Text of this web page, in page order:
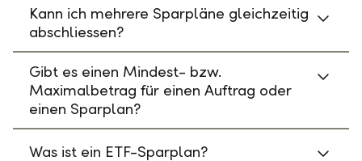
Kann ich mehrere Sparpläne gleichzeitig
abschliessen?
Gibt es einen Mindest- bzw.
Maximalbetrag für einen Auftrag oder
einen Sparplan?
Was ist ein ETF-Sparplan?